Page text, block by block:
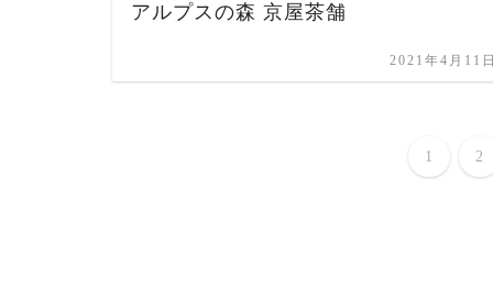
アルプスの森 京屋茶舗
2021年4月11日
1 2